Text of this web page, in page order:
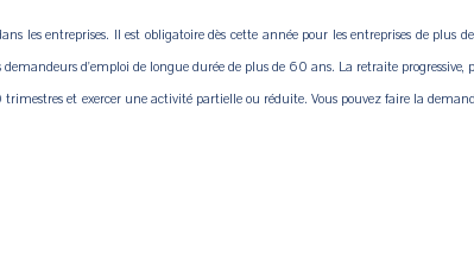
les entreprises. Il est obligatoire dès cette année pour les entreprises de plus
d'emploi de longue durée de plus de 60 ans. La retraite
et exercer une activité partielle ou réduite. Vous pouvez faire la